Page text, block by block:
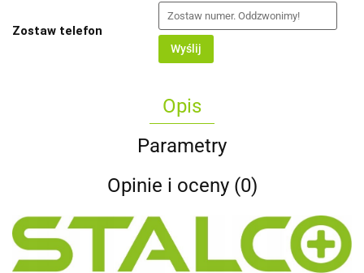
Zostaw telefon
Wyślij
Opis
Parametry
Opinie i oceny (0)